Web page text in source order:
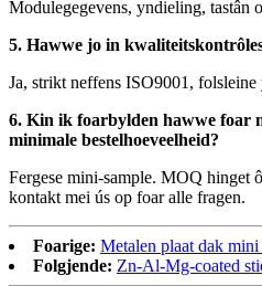
Modulegegevens, yndieling, tastân
5. Hawwe jo in
Ja, strikt neffens ISO9001,
6. Kin ik foarbylden hawwe foar
minimale bestelhoeveelheid?
Fergese mini-sample. MOQ hinget
kontakt mei ús op foar alle fragen.
Foarige: Metalen plaat dak
Folgjende: Zn-Al-Mg-coated